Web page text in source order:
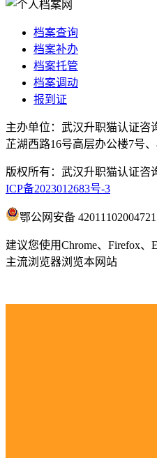
档案查询
档案补办
档案托管
档案调动
报到证
主办单位：武汉升职猫认证
芷湖西路16号高层办公楼7号
版权所有：武汉升职猫认
ICP备2023012683号-3
鄂公网安备
建议您使用Chrome、Firefox
主流浏览器浏览本网站